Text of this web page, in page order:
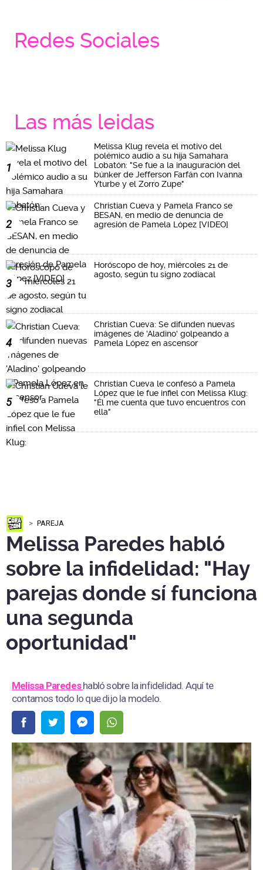
Redes Sociales
Las más leidas
1
Melissa Klug revela el motivo del
polémico audio a su hija Samahara
Lobatón: "Se fue a la inauguración del
búnker de Jefferson Farfán con Ivanna
Yturbe y el Zorro Zupe"
2
Christian Cueva y Pamela Franco se
BESAN, en medio de denuncia de
agresión de Pamela López [VIDEO]
3
Horóscopo de hoy, miércoles 21 de
agosto, según tu signo zodiacal
4
Christian Cueva: Se difunden nuevas
imágenes de 'Aladino' golpeando a
Pamela López en ascensor
5
Christian Cueva le confesó a Pamela
López que le fue infiel con Melissa Klug:
"Él me cuenta que tuvo encuentros con
ella"
PAREJA
Melissa Paredes habló
sobre la infidelidad: "Hay
parejas donde sí funciona
una segunda
oportunidad"
Melissa Paredeshabló sobre la infidelidad. Aquí te
contamos todo lo que dijo la modelo.